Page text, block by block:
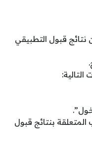
نتائج قبول التطبيقي
المتعلقة بنتائج قبول